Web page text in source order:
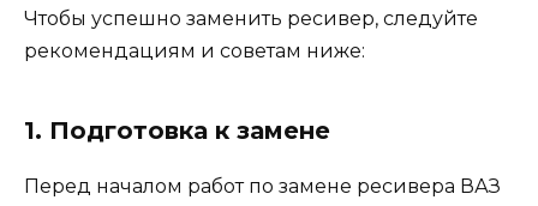
Чтобы успешно заменить ресивер, следуйте
рекомендациям и советам ниже:
1. Подготовка к замене
Перед началом работ по замене ресивера ВАЗ